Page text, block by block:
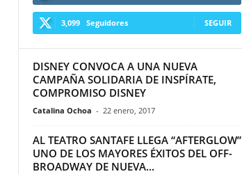
3,099 Seguidores SEGUIR
DISNEY CONVOCA A UNA NUEVA
CAMPAÑA SOLIDARIA DE INSPÍRATE,
COMPROMISO DISNEY
Catalina Ochoa - 22 enero, 2017
AL TEATRO SANTAFE LLEGA “AFTERGLOW”
UNO DE LOS MAYORES ÉXITOS DEL OFF-
BROADWAY DE NUEVA...